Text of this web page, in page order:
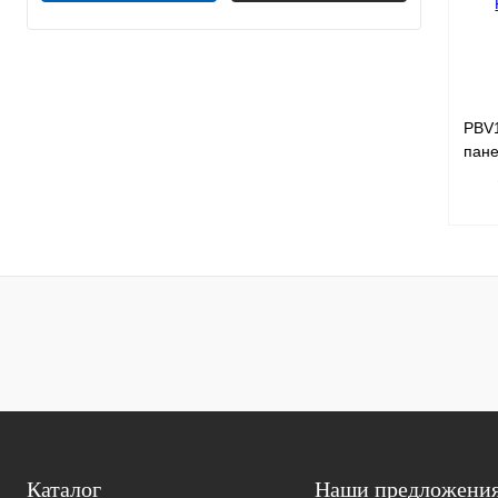
Каталог Наши